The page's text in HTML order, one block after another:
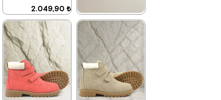
2.049,90 ₺
3.519,90 ₺
%42İndirim
Ücretsiz
Kargo
Son 1
Ürün
★ ★ ★ ★ ★
2.259,90 ₺
3.879,90 ₺
%42İndirim
Ücretsiz
Kargo